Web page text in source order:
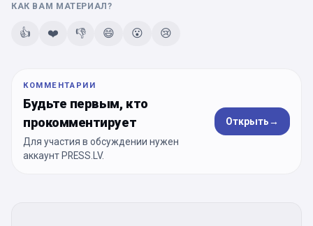
КАК ВАМ МАТЕРИАЛ?
👍 ❤️ 👎 😄 😮 😢
КОММЕНТАРИИ
Будьте первым, кто
прокомментирует
Для участия в обсуждении нужен
аккаунт PRESS.LV.
Открыть→